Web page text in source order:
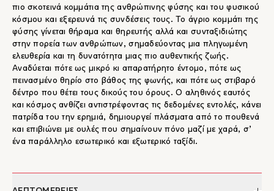
πιο σκοτεινά κομμάτια της ανθρώπινης φύσης και του φυσικού
κόσμου και εξερευνά τις συνδέσεις τους. Το άγριο κομμάτι της
φύσης γίνεται θήραμα και θηρευτής αλλά και συνταξιδιώτης
στην πορεία των ανθρώπων, σημαδεύοντας μια πληγωμένη
ελευθερία και τη δυνατότητα μιας πιο αυθεντικής ζωής.
Αναδύεται πότε ως μικρό κι απαρατήρητο έντομο, πότε ως
πεινασμένο θηρίο στο βάθος της φωνής, και πότε ως στιβαρό
δέντρο που θέτει τους δικούς του όρους. Ο αληθινός εαυτός
και κόσμος ανθίζει αντιστρέφοντας τις δεδομένες εντολές, κάνει
πατρίδα του την ερημιά, δημιουργεί πλάσματα από το πουθενά
και επιβιώνει με ουλές που σημαίνουν πόνο μαζί με χαρά, σ’
ένα παράλληλο εσωτερικό και εξωτερικό ταξίδι.